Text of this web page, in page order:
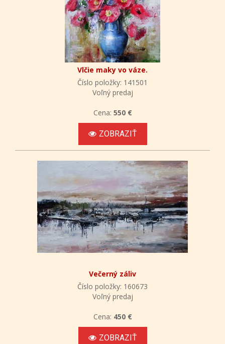
Vlčie maky vo váze.
Číslo položky: 141501
Voľný predaj
Cena: 550 €
ZOBRAZIŤ
Večerný záliv
Číslo položky: 160673
Voľný predaj
Cena: 450 €
ZOBRAZIŤ